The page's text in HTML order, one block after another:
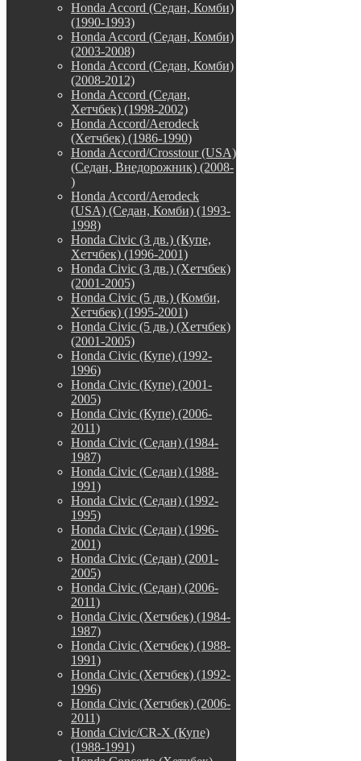
Honda Accord (Седан, Комби)
(1990-1993)
Honda Accord (Седан, Комби)
(2003-2008)
Honda Accord (Седан, Комби)
(2008-2012)
Honda Accord (Седан,
Хетчбек) (1998-2002)
Honda Accord/Aerodeck
(Хетчбек) (1986-1990)
Honda Accord/Crosstour (USA)
(Седан, Внедорожник) (2008-
)
Honda Accord/Аerodeck
(USA) (Седан, Комби) (1993-
1998)
Honda Civic (3 дв.) (Купе,
Хетчбек) (1996-2001)
Honda Civic (3 дв.) (Хетчбек)
(2001-2005)
Honda Civic (5 дв.) (Комби,
Хетчбек) (1995-2001)
Honda Civic (5 дв.) (Хетчбек)
(2001-2005)
Honda Civic (Купе) (1992-
1996)
Honda Civic (Купе) (2001-
2005)
Honda Civic (Купе) (2006-
2011)
Honda Civic (Седан) (1984-
1987)
Honda Civic (Седан) (1988-
1991)
Honda Civic (Седан) (1992-
1995)
Honda Civic (Седан) (1996-
2001)
Honda Civic (Седан) (2001-
2005)
Honda Civic (Седан) (2006-
2011)
Honda Civic (Хетчбек) (1984-
1987)
Honda Civic (Хетчбек) (1988-
1991)
Honda Civic (Хетчбек) (1992-
1996)
Honda Civic (Хетчбек) (2006-
2011)
Honda Civic/CR-X (Купе)
(1988-1991)